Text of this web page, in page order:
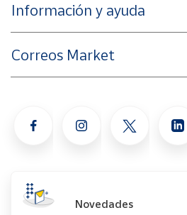
Información y ayuda
Correos Market
Novedades